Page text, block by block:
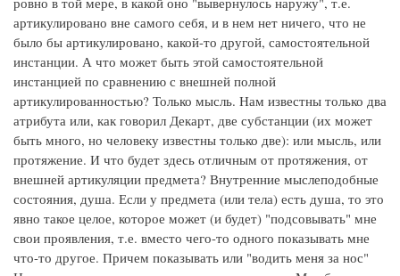
артикулировано вне самого себя, и в нем нет ничего, что не
было бы артикулировано, какой-то другой, самостоятельной
инстанции. А что может быть этой самостоятельной
инстанцией по сравнению с внешней полной
артикулированностью? Только мысль. Нам известны только два
атрибута или, как говорил Декарт, две субстанции (их может
быть много, но человеку известны только две): или мысль, или
протяжение. И что будет здесь отличным от протяжения, от
внешней артикуляции предмета? Внутренние мыслеподобные
состояния, душа. Если у предмета (или тела) есть душа, то это
явно такое целое, которое может (и будет) "подсовывать" мне
свои проявления, т.е. вместо чего-то одного показывать мне
что-то другое. Причем показывать или "водить меня за нос"